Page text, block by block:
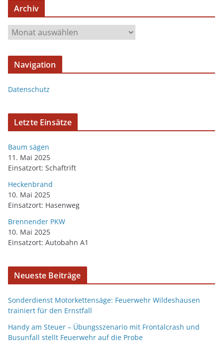
Archiv
Navigation
Datenschutz
Letzte Einsätze
Baum sägen
11. Mai 2025
Einsatzort: Schaftrift
Heckenbrand
10. Mai 2025
Einsatzort: Hasenweg
Brennender PKW
10. Mai 2025
Einsatzort: Autobahn A1
Neueste Beiträge
Sonderdienst Motorkettensäge: Feuerwehr Wildeshausen
trainiert für den Ernstfall
Handy am Steuer – Übungsszenario mit Frontalcrash und
Busunfall stellt Feuerwehr auf die Probe